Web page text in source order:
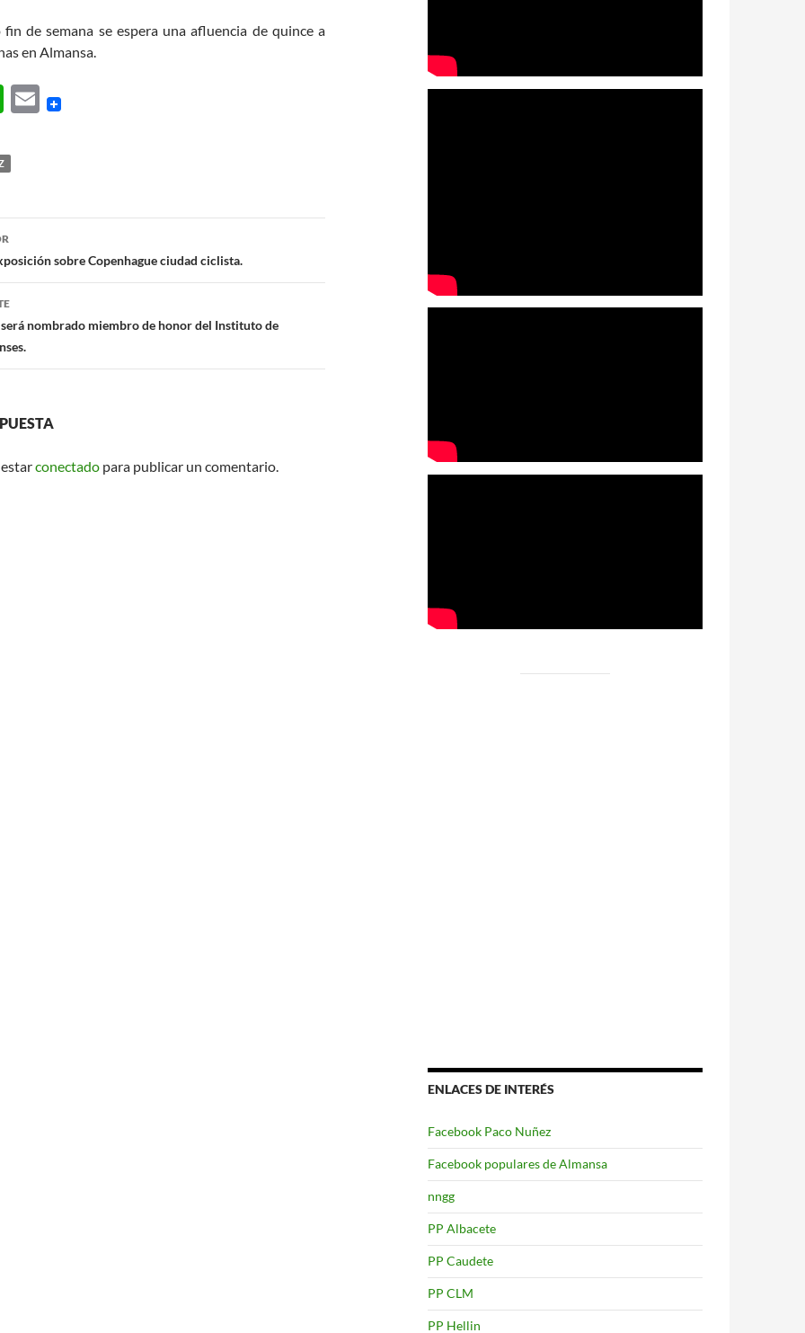
de semana se espera una afluencia de quince a
en Almansa.
W
at
s
A
p
p
E
sobre Copenhague ciudad ciclista.
será nombrado miembro de honor del Instituto de
conectado para publicar un comentario.
ENLACES DE INTERÉS
Facebook Paco Nuñez
Facebook populares de Almansa
nngg
PP Albacete
PP Caudete
PP CLM
PP Hellin